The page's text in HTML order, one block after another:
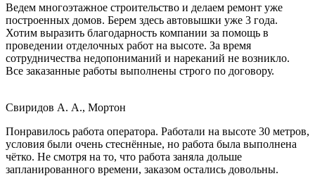
Ведем многоэтажное строительство и делаем ремонт уже
построенных домов. Берем здесь автовышки уже 3 года.
Хотим выразить благодарность компании за помощь в
проведении отделочных работ на высоте. За время
сотрудничества недопониманий и нареканий не возникло.
Все заказанные работы выполнены строго по договору.
Свиридов А. А., Мортон
Понравилось работа оператора. Работали на высоте 30 метров,
условия были очень стеснённые, но работа была выполнена
чётко. Не смотря на то, что работа заняла дольше
запланированного времени, заказом остались довольны.